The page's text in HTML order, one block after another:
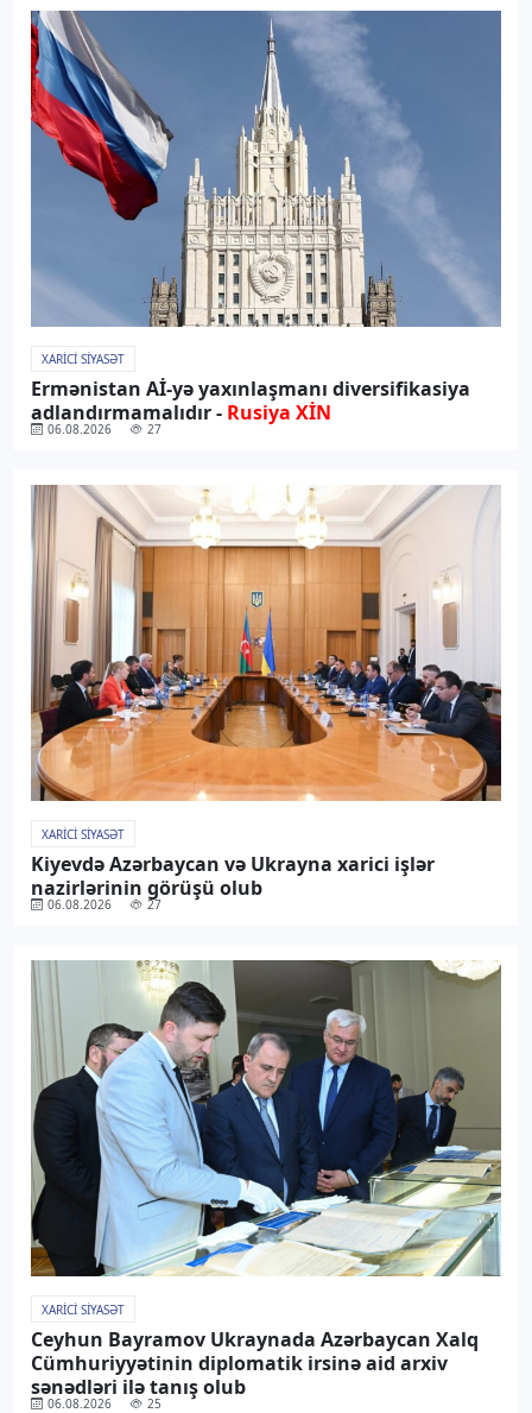
XARICI SIYASƏT
Ermənistan Aİ-yə yaxınlaşmanı diversifikasiya
adlandırmamalıdır - Rusiya XİN
06.08.2026 27
XARICI SIYASƏT
Kiyevdə Azərbaycan və Ukrayna xarici işlər
nazirlərinin görüşü olub
06.08.2026 27
XARICI SIYASƏT
Ceyhun Bayramov Ukraynada Azərbaycan Xalq
Cümhuriyyətinin diplomatik irsinə aid arxiv
sənədləri ilə tanış olub
06.08.2026 25